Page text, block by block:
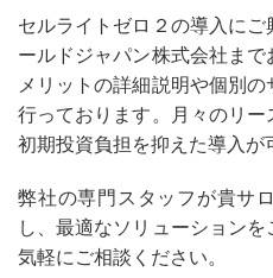
セルライトゼロ２の導入に
ールドジャパン株式会社ま
メリットの詳細説明や個別
行っております。月々のリー
初期投資負担を抑えた導入が
弊社の専門スタッフが貴サ
し、最適なソリューション
気軽にご相談ください。